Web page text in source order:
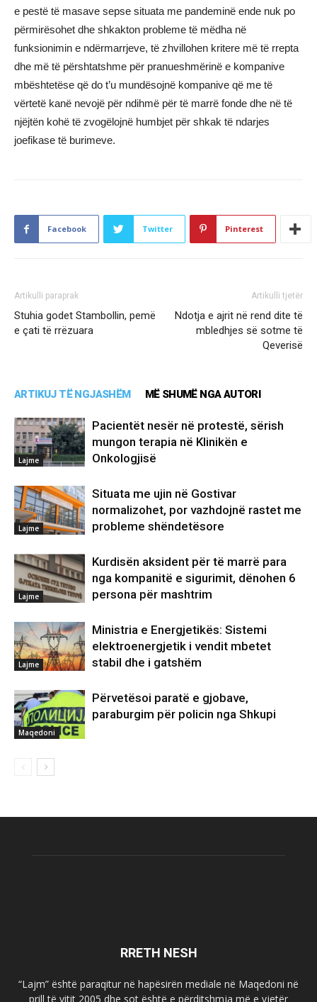
e pestë të masave sepse situata me pandeminë ende nuk po
përmirësohet dhe shkakton probleme të mëdha në
funksionimin e ndërmarrjeve, të zhvillohen kritere më të rrepta
dhe më të përshtatshme për pranueshmërinë e kompanive
mbështetëse që do t’u mundësojnë kompanive që me të
vërtetë kanë nevojë për ndihmë për të marrë fonde dhe në të
njëjtën kohë të zvogëlojnë humbjet për shkak të ndarjes
joefikase të burimeve.
Facebook Twitter Pinterest
Artikulli paraprak
Stuhia godet Stambollin, pemë
e çati të rrëzuara
Artikulli tjetër
Ndotja e ajrit në rend dite të
mbledhjes së sotme të
Qeverisë
ARTIKUJ TË NGJASHËM MË SHUMË NGA AUTORI
Lajme
Pacientët nesër në protestë, sërish
mungon terapia në Klinikën e
Onkologjisë
Lajme
Situata me ujin në Gostivar
normalizohet, por vazhdojnë rastet me
probleme shëndetësore
Lajme
Kurdisën aksident për të marrë para
nga kompanitë e sigurimit, dënohen 6
persona për mashtrim
Lajme
Ministria e Energjetikës: Sistemi
elektroenergjetik i vendit mbetet
stabil dhe i gatshëm
Maqedoni
Përvetësoi paratë e gjobave,
paraburgim për policin nga Shkupi
RRETH NESH
“Lajm” është paraqitur në hapësirën mediale në Maqedoni në
prill të vitit 2005 dhe sot është e përditshmja më e vjetër